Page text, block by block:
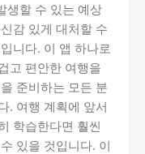
생할 수 있는 예상
감 있게 대처할 수
니다. 이 앱 하나로
고 편안한 여행을
준비하는 모든 분
. 여행 계획에 앞서
학습한다면 훨씬
있을 것입니다. 이